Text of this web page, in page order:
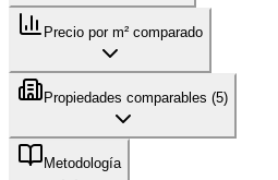
Precio por m² comparado
Propiedades comparables (5)
Metodología